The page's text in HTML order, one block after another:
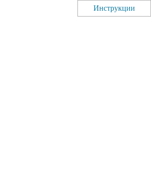
Инструкции